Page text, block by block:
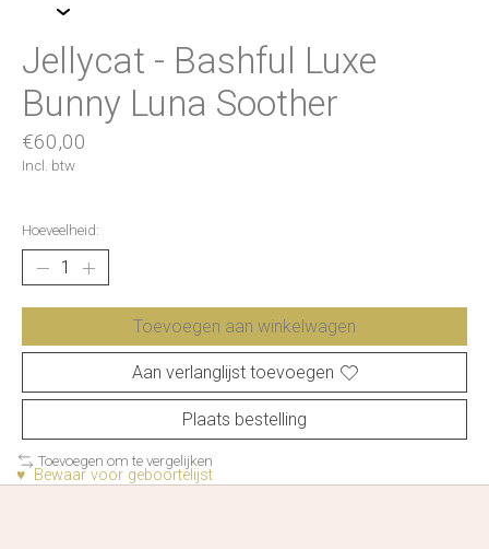
Jellycat - Bashful Luxe
Bunny Luna Soother
€60,00
Incl. btw
Hoeveelheid:
Toevoegen aan winkelwagen
Aan verlanglijst toevoegen
Plaats bestelling
Toevoegen om te vergelijken
♥ Bewaar voor geboortelijst